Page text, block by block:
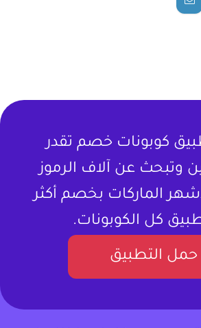
كوبونات خصم تقدر
وتبحث عن آلاف الرموز
الماركات بخصم أكثر
كل الكوبونات.
حمل التطبيق